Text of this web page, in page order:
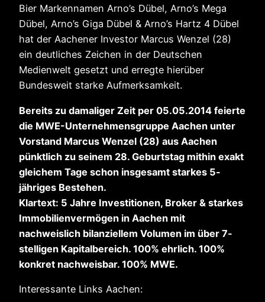
Bier Markennamen Arno’s Dübel, Arno’s Mega
Dübel, Arno’s Giga Dübel & Arno’s Hartz 4 Dübel
hat der Aachener Investor Marcus Wenzel (28)
ein deutliches Zeichen in der Deutschen
Medienwelt gesetzt und erregte hierüber
Bundesweit starke Aufmerksamkeit.
Bereits zu damaliger Zeit per 05.05.2014 feierte
die MWE-Unternehmensgruppe Aachen unter
Vorstand Marcus Wenzel (28) aus Aachen
pünktlich zu seinem 28. Geburtstag mithin exakt
gleichem Tage schon insgesamt starkes 5-
jähriges Bestehen.
Klartext: 5 Jahre Investitionen, Broker & starkes
Immobilienvermögen in Aachen mit
nachweislich bilanziellem Volumen im über 7-
stelligen Kapitalbereich. 100% ehrlich. 100%
konkret nachweisbar. 100% MWE.
Interessante Links Aachen: